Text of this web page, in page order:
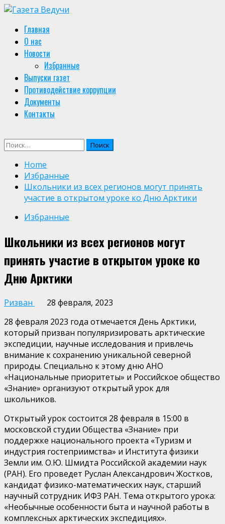
Skip
content
Primary
Menu
Главная
О нас
Новости
Избранные
Выпуски газет
Противодействие коррупции
Документы
Контакты
Найти:
Home
Избранные
Школьники из всех регионов могут принять
участие в открытом уроке ко Дню Арктики
Избранные
Школьники из всех регионов могут
принять участие в открытом уроке ко
Дню Арктики
Ризван
28 февраля, 2023
28 февраля 2023 года отмечается День Арктики,
который призван популяризировать арктические
экспедиции, научные исследования и привлечь
внимание к сохранению уникальной северной
природы. Специально к этому дню АНО
«Национальные приоритеты» и Российское общество
«Знание» организуют открытый урок для
школьников.
Открытый урок состоится 28 февраля в 15:00 в
московской студии Общества «Знание» при
поддержке национального проекта «Туризм и
индустрия гостеприимства» и Института физики
Земли им. О.Ю. Шмидта Российской академии наук
(РАН). Его проведет Руслан Александрович Жостков,
кандидат физико-математических наук, старший
научный сотрудник ИФЗ РАН. Тема открытого урока:
«Необычные особенности быта и научной работы в
комплексных арктических экспедициях».